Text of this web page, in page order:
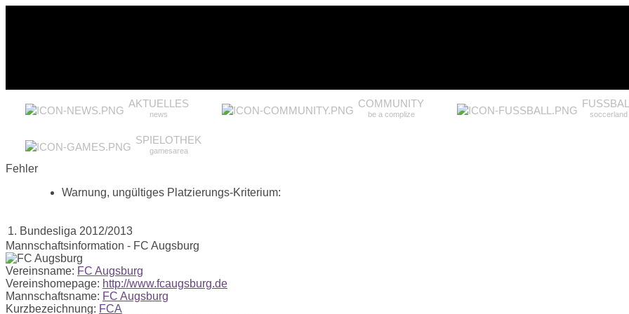
AKTUELLES
news
COMMUNITY
be a complize soccerland
SPIELOTHEK
gamesarea
Fehler
Warnung, ungültiges Platzierungs-Kriterium:
1. Bundesliga 2012/2013
Mannschaftsinformation - FC Augsburg
Vereinsname: FC Augsburg
Vereinshomepage: http://www.fcaugsburg.de
Mannschaftsname: FC Augsburg
Kurzbezeichnung: FCA